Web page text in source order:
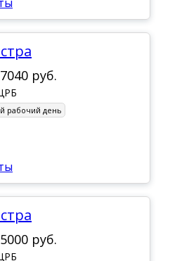
руб.
рабочий день
руб.